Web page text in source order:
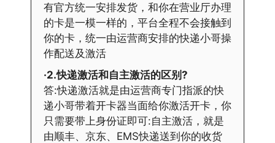
有官方统一安排发货，和你在营业厅办理
的卡是一模一样的，平台全程不会接触到
你的卡，统一由运营商安排的快递小哥操
作配送及激活
·2.快递激活和自主激活的区别?
答:快递激活就是由运营商专门指派的快
递小哥带着开卡器当面给你激活开卡，你
只需要带上身份证即可:自主激活，就是
由顺丰、京东、EMS快递送到你的收货